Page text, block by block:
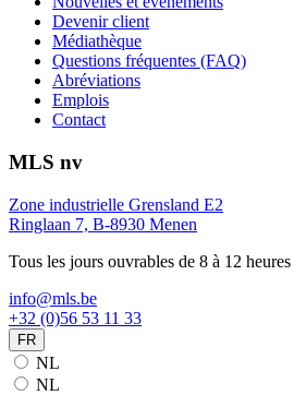
Devenir client
Médiathèque
Questions fréquentes (FAQ)
Abréviations
Emplois
Contact
MLS nv
Zone industrielle Grensland E2
Ringlaan 7, B-8930 Menen
Tous les jours ouvrables de 8 à 12
info@mls.be
+32 (0)56 53 11 33
FR
NL
NL